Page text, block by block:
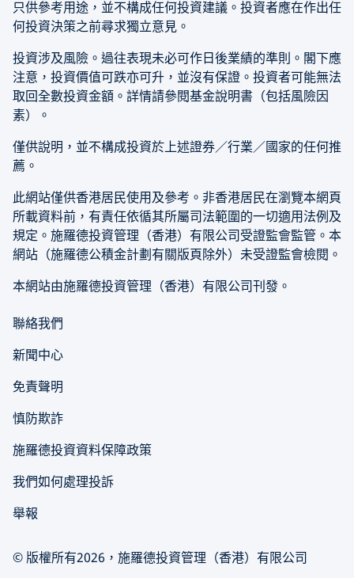
只供參考用途，並不構成任何投資建議。投資者應在作出任
何投資決策之前尋求獨立意見。
投資涉及風險。過往表現未必可作日後業績的準則。閣下應
注意，投資價值可跌亦可升，並沒有保證。投資者可能無法
取回全數投資金額。詳情請參閱基金說明書（包括風險因
素）。
僅供說明，並不構成投資於上述證券／行業／國家的任何推
薦。
此網站僅供香港居民使用及參考。非香港居民在瀏覽本網頁
所載資料前，有責任依循其所屬司法範圍的一切適用法例及
規定。施羅德投資管理（香港）有限公司受證監會監管。本
網站（施羅德公積金計劃有關版頁除外）未受證監會檢閱。
本網站由施羅德投資管理（香港）有限公司刊發。
聯絡我們
新聞中心
免責聲明
慎防欺詐
施羅德投資資料保障政策
我們如何處理投訴
舉報
© 版權所有2026，施羅德投資管理（香港）有限公司